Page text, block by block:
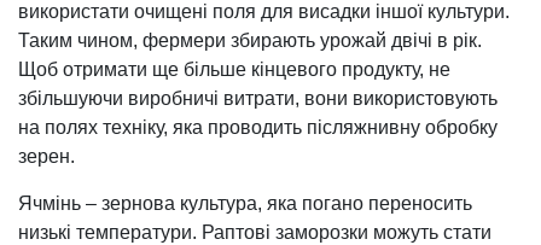
використати очищені поля для висадки іншої культури.
Таким чином, фермери збирають урожай двічі в рік.
Щоб отримати ще більше кінцевого продукту, не
збільшуючи виробничі витрати, вони використовують
на полях техніку, яка проводить післяжнивну обробку
зерен.
Ячмінь – зернова культура, яка погано переносить
низькі температури. Раптові заморозки можуть стати